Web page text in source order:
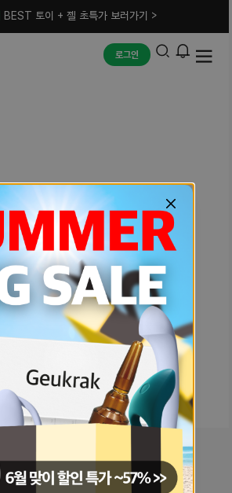
BEST 토이 + 젤 초특가 보러가기 >
로그인
예상치 못한 에러입니다.